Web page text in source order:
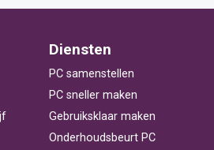
Diensten
PC samenstellen
PC sneller maken
Gebruiksklaar maken
Onderhoudsbeurt PC